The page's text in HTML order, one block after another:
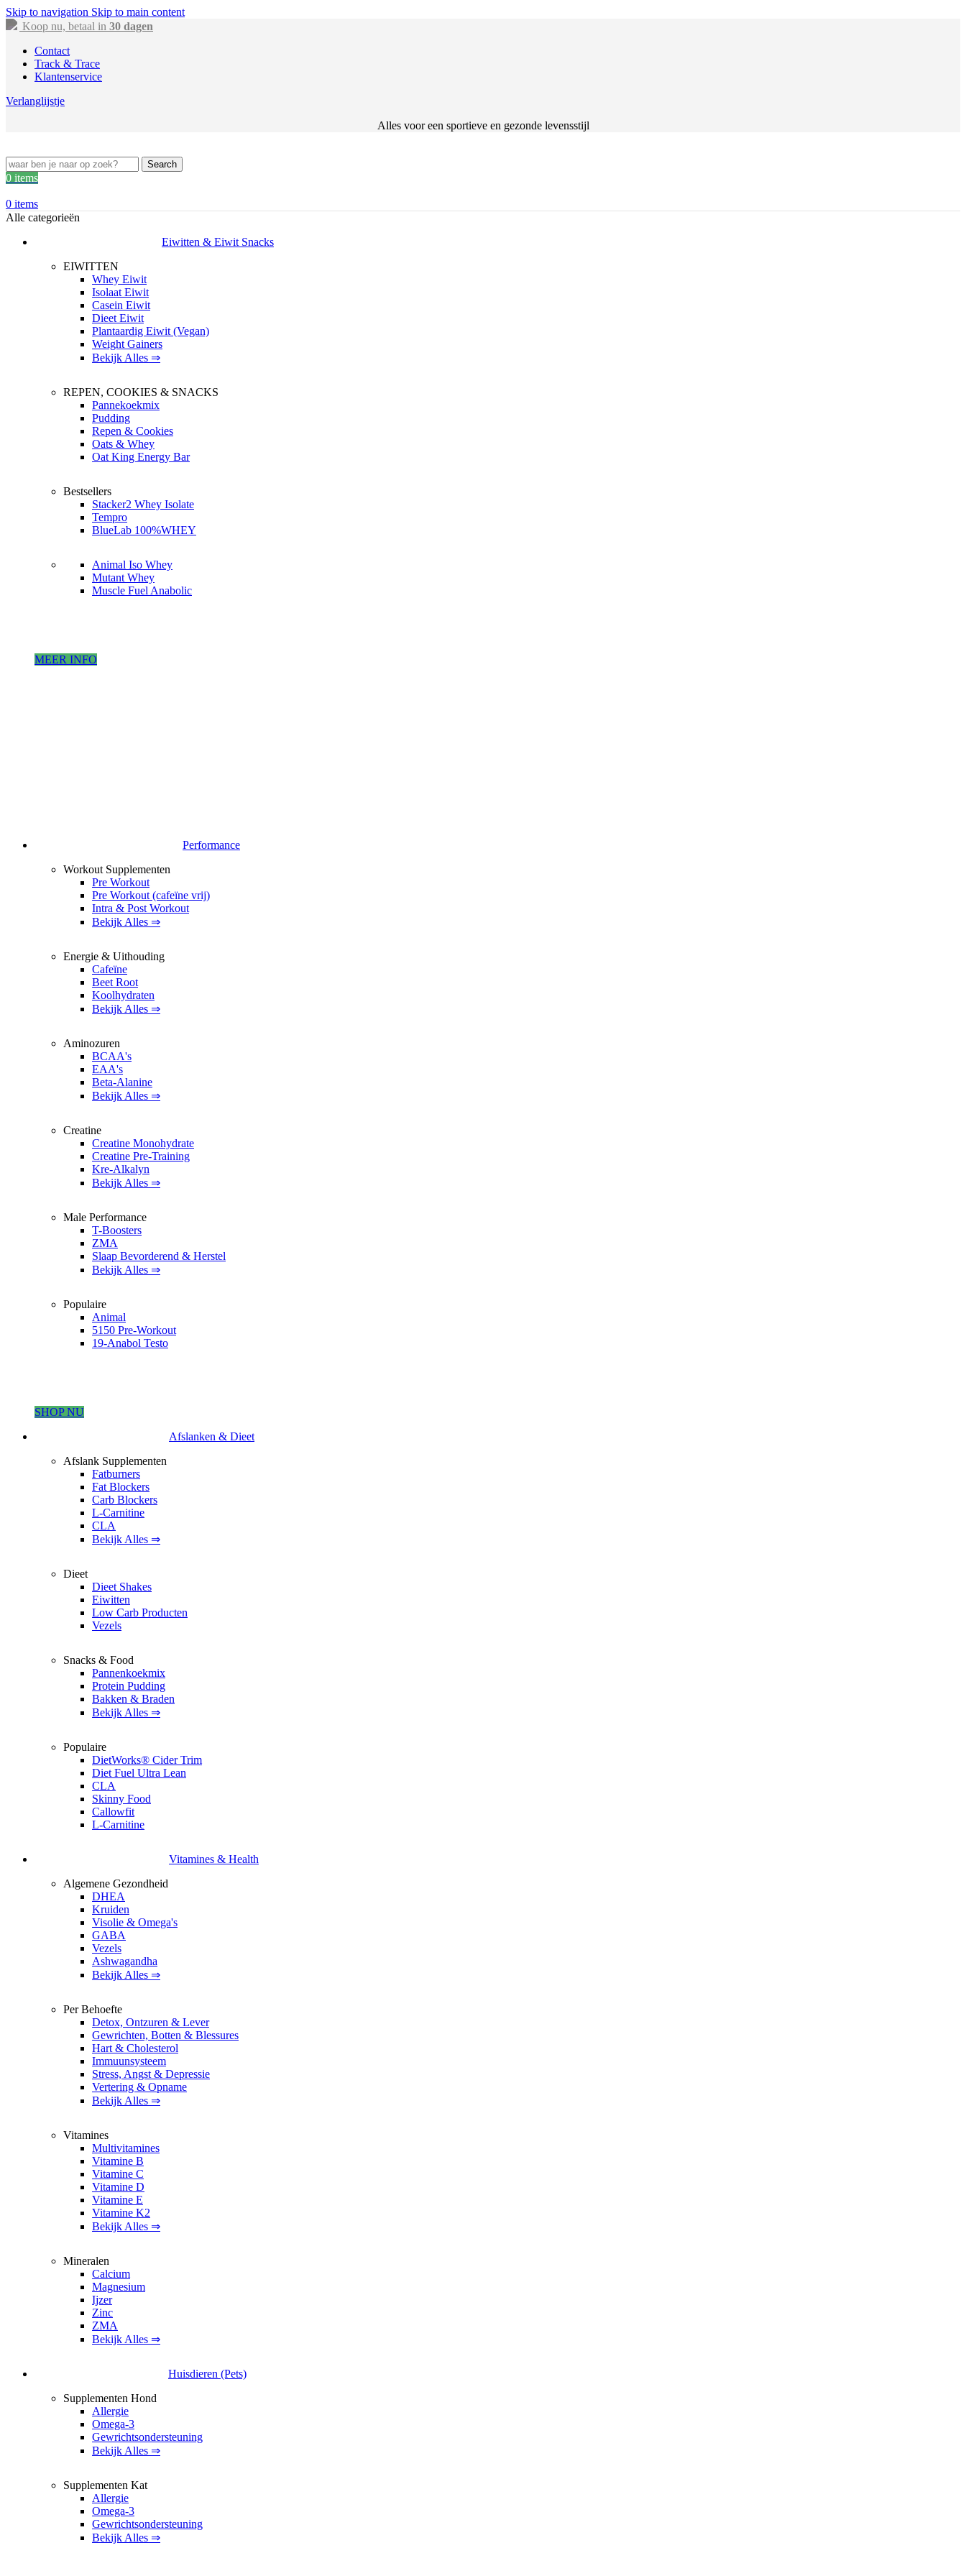
Skip to navigation Skip to main content
Koop nu, betaal in 30 dagen
Contact
Track & Trace
Klantenservice
Verlanglijstje
Alles voor een sportieve en gezonde levensstijl
Search
0 items
0 items
Alle categorieën
Eiwitten & Eiwit Snacks
EIWITTEN
Whey Eiwit
Isolaat Eiwit
Casein Eiwit
Dieet Eiwit
Plantaardig Eiwit (Vegan)
Weight Gainers
Bekijk Alles ⇒
REPEN, COOKIES & SNACKS
Pannekoekmix
Pudding
Repen & Cookies
Oats & Whey
Oat King Energy Bar
Bestsellers
Stacker2 Whey Isolate
Tempro
BlueLab 100%WHEY
Animal Iso Whey
Mutant Whey
Muscle Fuel Anabolic
MEER INFO
Performance
Workout Supplementen
Pre Workout
Pre Workout (cafeïne vrij)
Intra & Post Workout
Bekijk Alles ⇒
Energie & Uithouding
Cafeïne
Beet Root
Koolhydraten
Bekijk Alles ⇒
Aminozuren
BCAA's
EAA's
Beta-Alanine
Bekijk Alles ⇒
Creatine
Creatine Monohydrate
Creatine Pre-Training
Kre-Alkalyn
Bekijk Alles ⇒
Male Performance
T-Boosters
ZMA
Slaap Bevorderend & Herstel
Bekijk Alles ⇒
Populaire
Animal
5150 Pre-Workout
19-Anabol Testo
SHOP NU
Afslanken & Dieet
Afslank Supplementen
Fatburners
Fat Blockers
Carb Blockers
L-Carnitine
CLA
Bekijk Alles ⇒
Dieet
Dieet Shakes
Eiwitten
Low Carb Producten
Vezels
Snacks & Food
Pannenkoekmix
Protein Pudding
Bakken & Braden
Bekijk Alles ⇒
Populaire
DietWorks® Cider Trim
Diet Fuel Ultra Lean
CLA
Skinny Food
Callowfit
L-Carnitine
Vitamines & Health
Algemene Gezondheid
DHEA
Kruiden
Visolie & Omega's
GABA
Vezels
Ashwagandha
Bekijk Alles ⇒
Per Behoefte
Detox, Ontzuren & Lever
Gewrichten, Botten & Blessures
Hart & Cholesterol
Immuunsysteem
Stress, Angst & Depressie
Vertering & Opname
Bekijk Alles ⇒
Vitamines
Multivitamines
Vitamine B
Vitamine C
Vitamine D
Vitamine E
Vitamine K2
Bekijk Alles ⇒
Mineralen
Calcium
Magnesium
Ijzer
Zinc
ZMA
Bekijk Alles ⇒
Huisdieren (Pets)
Supplementen Hond
Allergie
Omega-3
Gewrichtsondersteuning
Bekijk Alles ⇒
Supplementen Kat
Allergie
Omega-3
Gewrichtsondersteuning
Bekijk Alles ⇒